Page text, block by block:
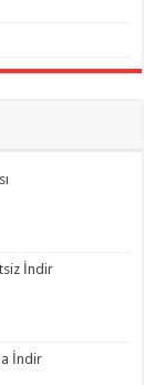
İndir
İndir